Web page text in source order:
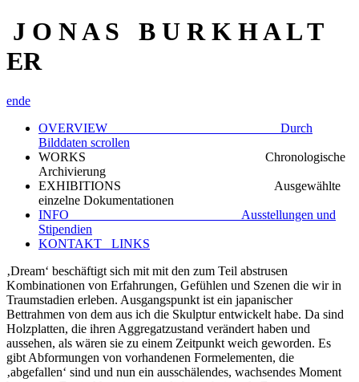
J O N A S B U R K H A L T
ER
ende
OVERVIEW Durch
Bilddaten scrollen
WORKS Chronologische
Archivierung
EXHIBITIONS Ausgewählte
einzelne Dokumentationen
INFO Ausstellungen und
Stipendien
KONTAKT_ LINKS
‚Dream‘ beschäftigt sich mit mit den zum Teil abstrusen
Kombinationen von Erfahrungen, Gefühlen und Szenen die wir in
Traumstadien erleben. Ausgangspunkt ist ein japanischer
Bettrahmen von dem aus ich die Skulptur entwickelt habe. Da sind
Holzplatten, die ihren Aggregatzustand verändert haben und
aussehen, als wären sie zu einem Zeitpunkt weich geworden. Es
gibt Abformungen von vorhandenen Formelementen, die
‚abgefallen‘ sind und nun ein ausschälendes, wachsendes Moment